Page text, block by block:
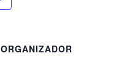
ORGANIZADOR